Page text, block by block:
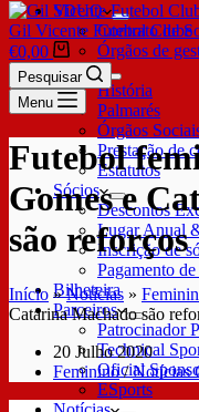
SDUQ
Contrato de
Órgãos de
Clube
História
Palmarés
Órgãos
Prestação de
Estatutos
Sócios
Descontos
Lugar Anual
Inscrição de
Pagamento
Bilheteira
Parceiros
Patrocinador
Technical
Oficial
ESports
Gil Vicente Futebol Clube
€0,00
Pesquisar
Menu
Futebol
Gomes e
são reforços
Início »Notícias »
Catarina Machado são
20 Julho 2020
Feminino/Notícias